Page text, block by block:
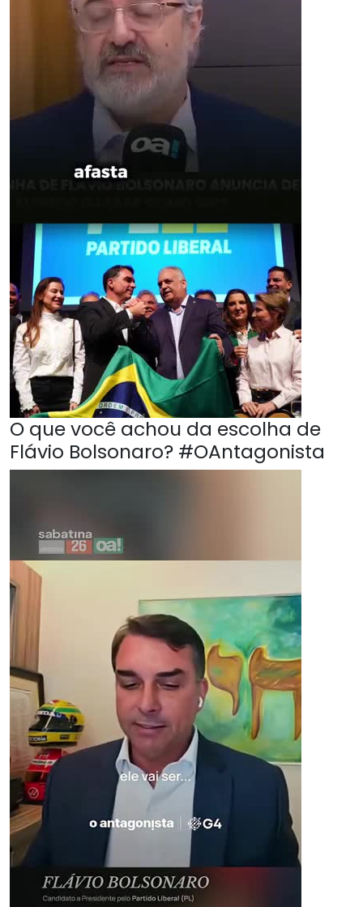
O que você achou da escolha de
Flávio Bolsonaro? #OAntagonista